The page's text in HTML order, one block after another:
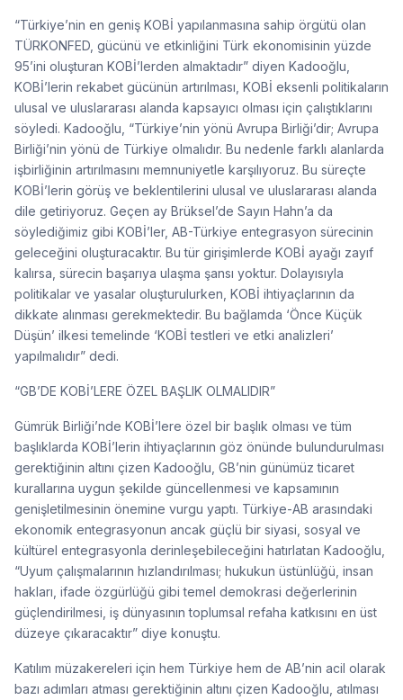
“Türkiye’nin en geniş KOBİ yapılanmasına sahip örgütü olan
TÜRKONFED, gücünü ve etkinliğini Türk ekonomisinin yüzde
95’ini oluşturan KOBİ’lerden almaktadır” diyen Kadooğlu,
KOBİ’lerin rekabet gücünün artırılması, KOBİ eksenli politikaların
ulusal ve uluslararası alanda kapsayıcı olması için çalıştıklarını
söyledi. Kadooğlu, “Türkiye’nin yönü Avrupa Birliği’dir; Avrupa
Birliği’nin yönü de Türkiye olmalıdır. Bu nedenle farklı alanlarda
işbirliğinin artırılmasını memnuniyetle karşılıyoruz. Bu süreçte
KOBİ’lerin görüş ve beklentilerini ulusal ve uluslararası alanda
dile getiriyoruz. Geçen ay Brüksel’de Sayın Hahn’a da
söylediğimiz gibi KOBİ’ler, AB-Türkiye entegrasyon sürecinin
geleceğini oluşturacaktır. Bu tür girişimlerde KOBİ ayağı zayıf
kalırsa, sürecin başarıya ulaşma şansı yoktur. Dolayısıyla
politikalar ve yasalar oluşturulurken, KOBİ ihtiyaçlarının da
dikkate alınması gerekmektedir. Bu bağlamda ‘Önce Küçük
Düşün’ ilkesi temelinde ‘KOBİ testleri ve etki analizleri’
yapılmalıdır” dedi.
“GB’DE KOBİ’LERE ÖZEL BAŞLIK OLMALIDIR”
Gümrük Birliği’nde KOBİ’lere özel bir başlık olması ve tüm
başlıklarda KOBİ’lerin ihtiyaçlarının göz önünde bulundurulması
gerektiğinin altını çizen Kadooğlu, GB’nin günümüz ticaret
kurallarına uygun şekilde güncellenmesi ve kapsamının
genişletilmesinin önemine vurgu yaptı. Türkiye-AB arasındaki
ekonomik entegrasyonun ancak güçlü bir siyasi, sosyal ve
kültürel entegrasyonla derinleşebileceğini hatırlatan Kadooğlu,
“Uyum çalışmalarının hızlandırılması; hukukun üstünlüğü, insan
hakları, ifade özgürlüğü gibi temel demokrasi değerlerinin
güçlendirilmesi, iş dünyasının toplumsal refaha katkısını en üst
düzeye çıkaracaktır” diye konuştu.
Katılım müzakereleri için hem Türkiye hem de AB’nin acil olarak
bazı adımları atması gerektiğinin altını çizen Kadooğlu, atılması